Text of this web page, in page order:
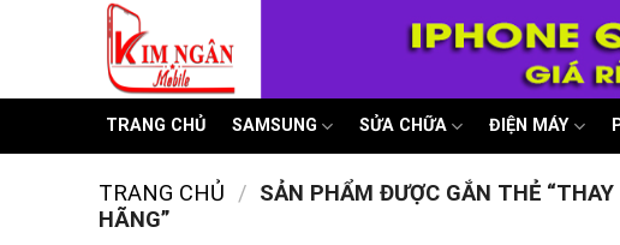
TRANG CHỦ SAMSUNG SỬA CHỮA ĐIỆN MÁY
TRANG CHỦ / SẢN PHẨM ĐƯỢC GẮN THẺ
HÃNG”